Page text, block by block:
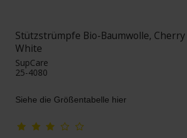
Stützstrümpfe Bio-Baumwolle,
White
SupCare
25-4080
Siehe die Größentabelle hier